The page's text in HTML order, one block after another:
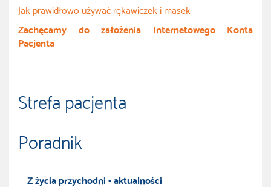
Jak prawidłowo używać rękawiczek i masek
Zachęcamy do założenia Internetowego Konta
Pacjenta
Strefa pacjenta
Poradnik
Z życia przychodni - aktualności